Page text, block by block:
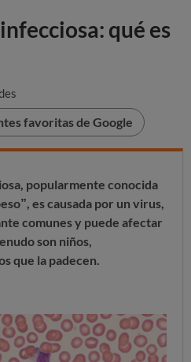
qué es
favoritas de Google
popularmente conocida
es causada por un virus,
comunes y puede afectar
son niños,
que la padecen.